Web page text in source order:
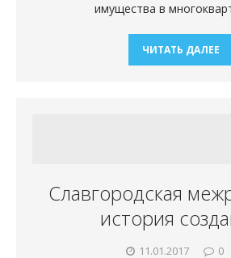
имущества в
ЧИТАТЬ ДАЛЕЕ
Славгородская
история
11.01.2017 0